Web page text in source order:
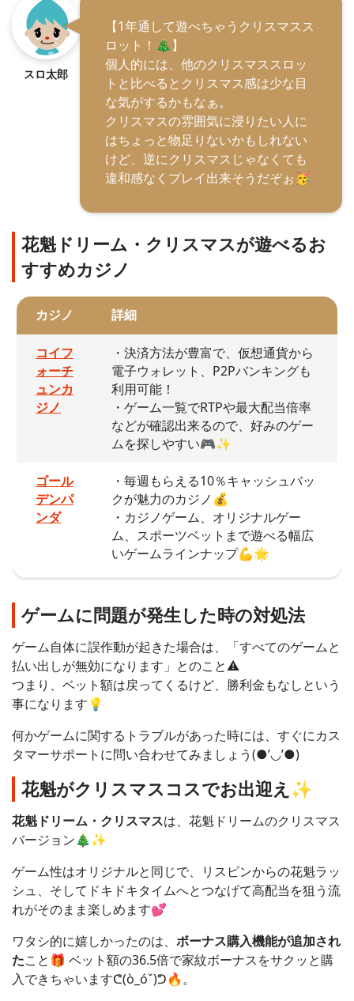
スロ太郎
【1年通して遊べちゃうクリスマスス
ロット！🎄】
個人的には、他のクリスマススロッ
トと比べるとクリスマス感は少な目
な気がするかもなぁ。
クリスマスの雰囲気に浸りたい人に
はちょっと物足りないかもしれない
けど、逆にクリスマスじゃなくても
違和感なくプレイ出来そうだぞぉ🥳
花魁ドリーム・クリスマスが遊べるお
すすめカジノ
カジノ 詳細
コイフ
ォーチ
ュンカ
ジノ
・決済方法が豊富で、仮想通貨から
電子ウォレット、P2Pバンキングも
利用可能！
・ゲーム一覧でRTPや最大配当倍率
などが確認出来るので、好みのゲー
ムを探しやすい🎮✨
ゴール
デンパ
ンダ
・毎週もらえる10％キャッシュバッ
クが魅力のカジノ💰
・カジノゲーム、オリジナルゲー
ム、スポーツベットまで遊べる幅広
いゲームラインナップ💪🌟
ゲームに問題が発生した時の対処法
ゲーム自体に誤作動が起きた場合は、「すべてのゲームと
払い出しが無効になります」とのこと⚠️
つまり、ベット額は戻ってくるけど、勝利金もなしという
事になります💡
何かゲームに関するトラブルがあった時には、すぐにカス
タマーサポートに問い合わせてみましょう(●’◡’●)
花魁がクリスマスコスでお出迎え✨
花魁ドリーム・クリスマスは、花魁ドリームのクリスマス
バージョン🎄✨
ゲーム性はオリジナルと同じで、リスピンからの花魁ラッ
シュ、そしてドキドキタイムへとつなげて高配当を狙う流
れがそのまま楽しめます💕
ワタシ的に嬉しかったのは、 ボーナス購入機能が追加され
たこと🎁 ベット額の36.5倍で家紋ボーナスをサクッと購
入できちゃいますᕦ(ò_óˇ)ᕤ🔥。